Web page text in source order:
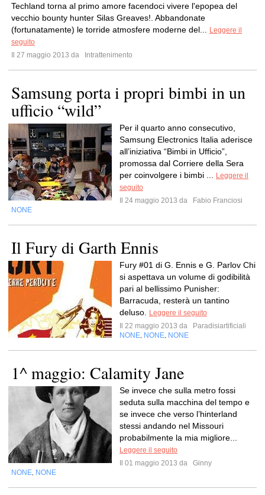
Techland torna al primo amore facendoci vivere l'epopea del
vecchio bounty hunter Silas Greaves!. Abbandonate
(fortunatamente) le torride atmosfere moderne del...
Leggere il
seguito
Il 27 maggio 2013 da
Intrattenimento
Samsung porta i propri bimbi in un
ufficio “wild”
Per il quarto anno consecutivo,
Samsung Electronics Italia aderisce
all’iniziativa “Bimbi in Ufficio”,
promossa dal Corriere della Sera
per coinvolgere i bimbi ...
Leggere il
seguito
Il 24 maggio 2013 da
Fabio Franciosi
NONE
Il Fury di Garth Ennis
Fury #01 di G. Ennis e G. Parlov Chi
si aspettava un volume di godibilità
pari al bellissimo Punisher:
Barracuda, resterà un tantino
deluso.
Leggere il seguito
Il 22 maggio 2013 da
Paradisiartificiali
NONE NONE NONE
1^ maggio: Calamity Jane
Se invece che sulla metro fossi
seduta sulla macchina del tempo e
se invece che verso l’hinterland
stessi andando nel Missouri
probabilmente la mia migliore...
Leggere il seguito
Il 01 maggio 2013 da
Ginny
NONE NONE